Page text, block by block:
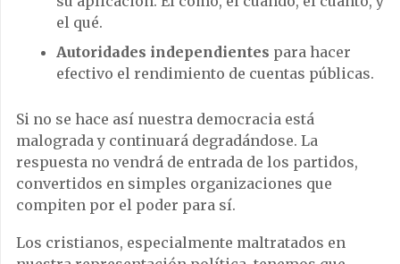
el qué.
Autoridades independientes para hacer
efectivo el rendimiento de cuentas públicas.
Si no se hace así nuestra democracia está
malograda y continuará degradándose. La
respuesta no vendrá de entrada de los partidos,
convertidos en simples organizaciones que
compiten por el poder para sí.
Los cristianos, especialmente maltratados en